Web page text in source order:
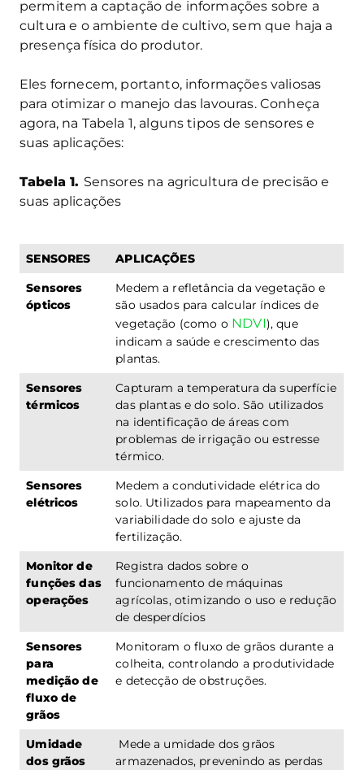
permitem a captação de informações sobre a
cultura e o ambiente de cultivo, sem que haja a
presença física do produtor.
Eles fornecem, portanto, informações valiosas
para otimizar o manejo das lavouras. Conheça
agora, na Tabela 1, alguns tipos de sensores e
suas aplicações:
Tabela 1. Sensores na agricultura de precisão e
suas aplicações
SENSORES
APLICAÇÕES
Sensores
ópticos
Medem a refletância da vegetação e
são usados para calcular índices de
vegetação (como o NDVI), que
indicam a saúde e crescimento das
plantas.
Sensores
térmicos
Capturam a temperatura da superfície
das plantas e do solo. São utilizados
na identificação de áreas com
problemas de irrigação ou estresse
térmico.
Sensores
elétricos
Medem a condutividade elétrica do
solo. Utilizados para mapeamento da
variabilidade do solo e ajuste da
fertilização.
Monitor de
funções das
operações
Registra dados sobre o
funcionamento de máquinas
agrícolas, otimizando o uso e redução
de desperdícios
Sensores
para
medição de
fluxo de
grãos
Monitoram o fluxo de grãos durante a
colheita, controlando a produtividade
e detecção de obstruções.
Umidade
dos grãos
Mede a umidade dos grãos
armazenados, prevenindo as perdas